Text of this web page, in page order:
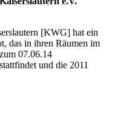
[KWG] hat ein
das in ihren Räumen im
07.06.14
und die 2011